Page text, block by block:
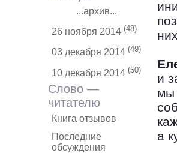
...архив...
26 ноября 2014 (48)
03 декабря 2014 (49)
10 декабря 2014 (50)
Слово —
читателю
Книга отзывов
Последние
обсуждения
и
мы
а